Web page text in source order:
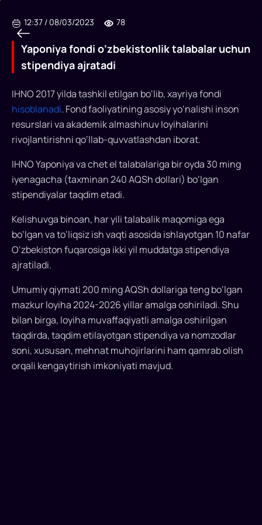
Yaponiya
fondi
o‘zbekistonlik
talabalar
uchun
stipendiya
ajratadi
O‘zbekiston
elchixonasi
Yaponiyaning
Inson
resurslari
tarmog‘i
xalqaro
tashkiloti
12:37 / 08/03/2023 78
Yaponiya fondi o‘zbekistonlik talabalar uchun
stipendiya ajratadi
IHNO 2017 yilda tashkil etilgan bo‘lib, xayriya fondi
hisoblanadi. Fond faoliyatining asosiy yo‘nalishi inson
resurslari va akademik almashinuv loyihalarini
rivojlantirishni qo‘llab-quvvatlashdan iborat.
IHNO Yaponiya va chet el talabalariga bir oyda 30 ming
iyenagacha (taxminan 240 AQSh dollari) bo‘lgan
stipendiyalar taqdim etadi.
Kelishuvga binoan, har yili talabalik maqomiga ega
bo‘lgan va to‘liqsiz ish vaqti asosida ishlayotgan 10 nafar
O‘zbekiston fuqarosiga ikki yil muddatga stipendiya
ajratiladi.
Umumiy qiymati 200 ming AQSh dollariga teng bo‘lgan
mazkur loyiha 2024-2026 yillar amalga oshiriladi. Shu
bilan birga, loyiha muvaffaqiyatli amalga oshirilgan
taqdirda, taqdim etilayotgan stipendiya va nomzodlar
soni, xususan, mehnat muhojirlarini ham qamrab olish
orqali kengaytirish imkoniyati mavjud.